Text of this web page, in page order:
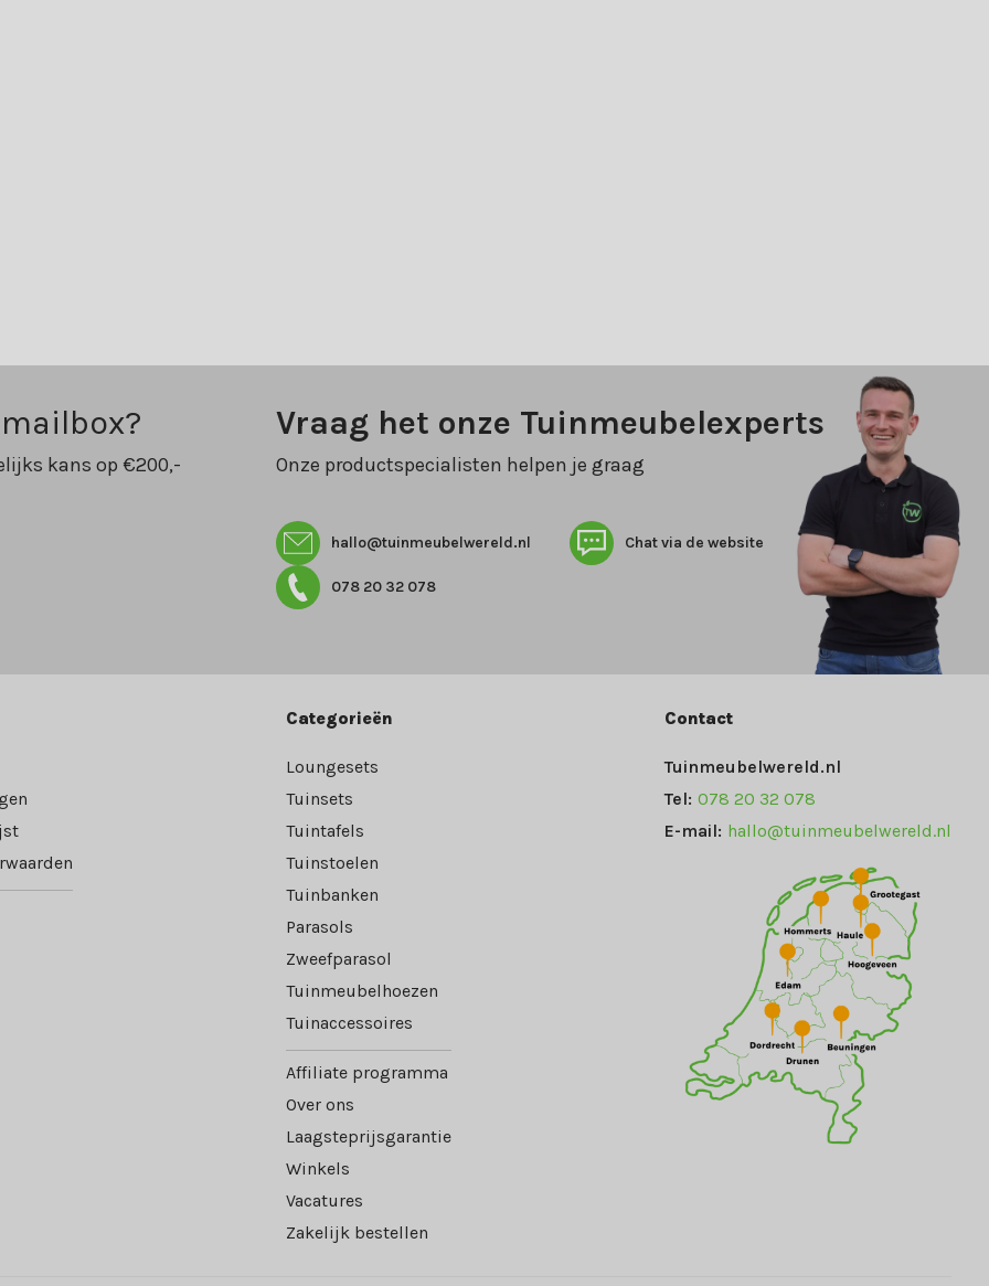
kans op €200,-
Vraag het onze Tuinmeubelexperts
Onze productspecialisten helpen je graag
hallo@tuinmeubelwereld.nl Chat via de website
078 20 32 078
Categorieën
Loungesets
Tuinsets
Tuintafels
Tuinstoelen
Tuinbanken
Parasols
Zweefparasol
Tuinmeubelhoezen
Tuinaccessoires
Affiliate programma
Over ons
Laagsteprijsgarantie
Winkels
Vacatures
Zakelijk bestellen
Contact
Tuinmeubelwereld.nl
Tel: 078 20 32 078
E-mail: hallo@tuinmeubelwereld.nl